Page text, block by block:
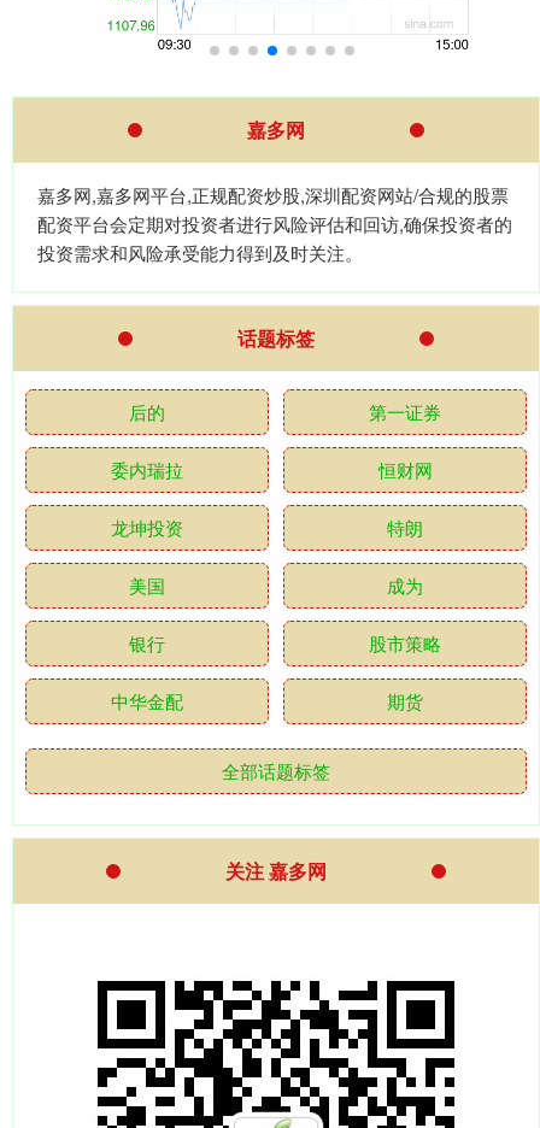
嘉多网
嘉多网,嘉多网平台,正规配资炒股,深圳配资网站/合规的股票
配资平台会定期对投资者进行风险评估和回访,确保投资者的
投资需求和风险承受能力得到及时关注。
话题标签
后的 第一证券
委内瑞拉 恒财网
龙坤投资 特朗
美国 成为
银行 股市策略
中华金配 期货
全部话题标签
关注 嘉多网